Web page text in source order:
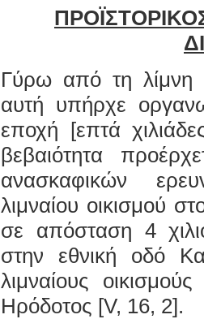
Γύρω από τη λίμνη
αυτή υπήρχε
εποχή [επτά
βεβαιότητα
ανασκαφικών
λιμναίου οικισμού
σε απόσταση 4
στην εθνική οδό
λιμναίους
Ηρόδοτος [V, 16, 2].